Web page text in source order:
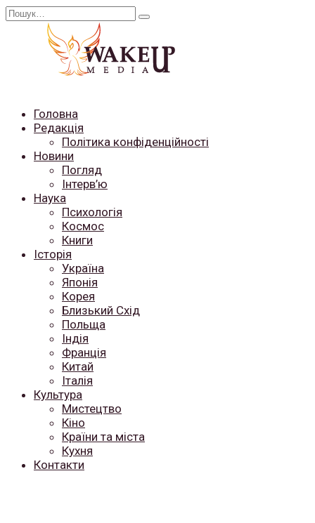
Перейти
Search
Головна
Редакція
Політика конфіденційності
Новини
Погляд
Інтерв’ю
Наука
Психологія
Космос
Книги
Історія
Україна
Японія
Корея
Близький Схід
Польща
Індія
Франція
Китай
Італія
Культура
Мистецтво
Кіно
Країни та міста
Кухня
Контакти